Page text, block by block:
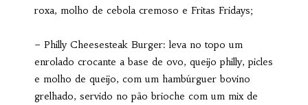
roxa, molho de cebola cremoso e Fritas Fridays;
– Philly Cheesesteak Burger: leva no topo um
enrolado crocante a base de ovo, queijo philly, picles
e molho de queijo, com um hambúrguer bovino
grelhado, servido no pão brioche com um mix de